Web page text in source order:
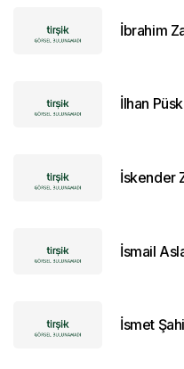
İbrahim
İlhan
İskender
İsmail
İsmet